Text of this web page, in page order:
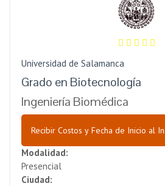
Universidad de Salamanca
Grado en Biotecnología
Ingeniería Biomédica
Recibir Costos y Fecha de Inicio al
Modalidad:
Presencial
Ciudad: